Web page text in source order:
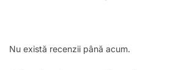
Nu există recenzii până acum.